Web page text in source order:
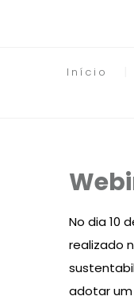
Início
No dia 10
realizado
adotar um